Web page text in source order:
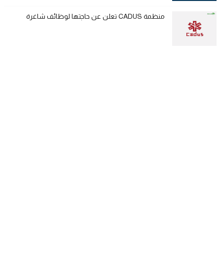
منظمة CADUS تعلن عن حاجتها لوظائف شاغرة